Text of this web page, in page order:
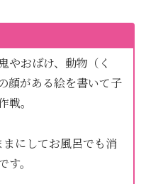
やおばけ、動物（く
顔がある絵を書いて子
。
にしてお風呂でも消
。